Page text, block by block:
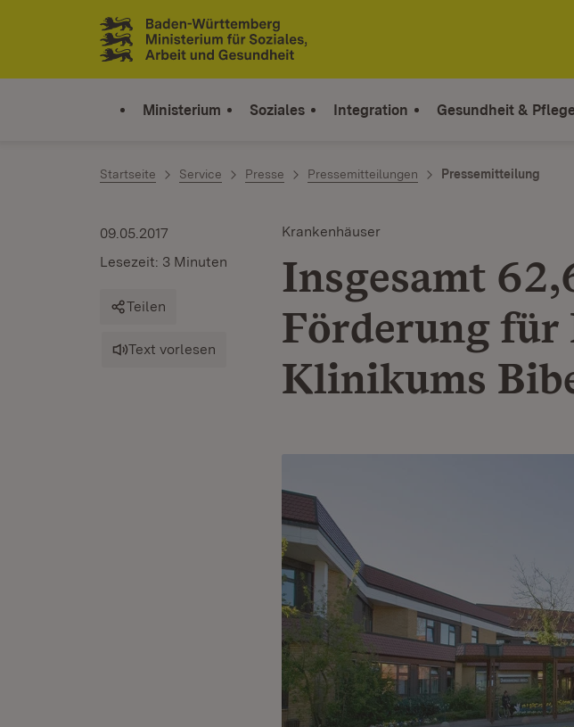
Zum Inhalt springen
Link zur Startseite
Ministerium Soziales Integration Gesundheit &
Startseite Service Presse Pressemitteilungen Pressemitteilung
Krankenhäuser
Insgesamt
Förderung für
Klinikums
09.05.2017
Lesezeit: 3 Minuten
Teilen
Text vorlesen